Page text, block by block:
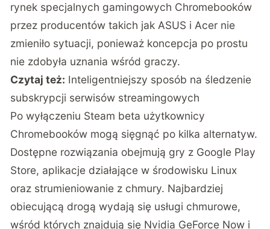
rynek specjalnych gamingowych Chromebooków
przez producentów takich jak ASUS i Acer nie
zmieniło sytuacji, ponieważ koncepcja po prostu
nie zdobyła uznania wśród graczy.
Czytaj też: Inteligentniejszy sposób na śledzenie
subskrypcji serwisów streamingowych
Po wyłączeniu Steam beta użytkownicy
Chromebooków mogą sięgnąć po kilka alternatyw.
Dostępne rozwiązania obejmują gry z Google Play
Store, aplikacje działające w środowisku Linux
oraz strumieniowanie z chmury. Najbardziej
obiecującą drogą wydają się usługi chmurowe,
wśród których znajdują się Nvidia GeForce Now i